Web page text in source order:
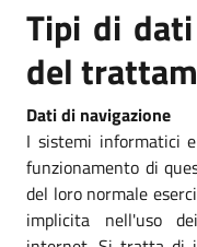
Tipi di
del
Dati di navigazione
I sistemi informatici
funzionamento di
del loro normale
implicita nell'uso